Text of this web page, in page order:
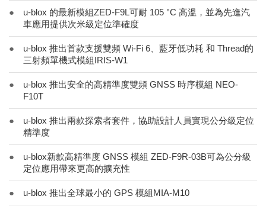
●
u-blox 的最新模組ZED-F9L可耐 105 °C 高溫，並為先進汽
車應用提供次米級定位準確度
●
u-blox 推出首款支援雙頻 Wi-Fi 6、藍牙低功耗 和 Thread的
三射頻單機式模組IRIS-W1
●
u-blox 推出安全的高精準度雙頻 GNSS 時序模組 NEO-
F10T
●
u-blox 推出兩款探索者套件，協助設計人員實現公分級定位
精準度
●
u-blox新款高精準度 GNSS 模組 ZED-F9R-03B可為公分級
定位應用帶來更高的擴充性
● u-blox 推出全球最小的 GPS 模組MIA-M10